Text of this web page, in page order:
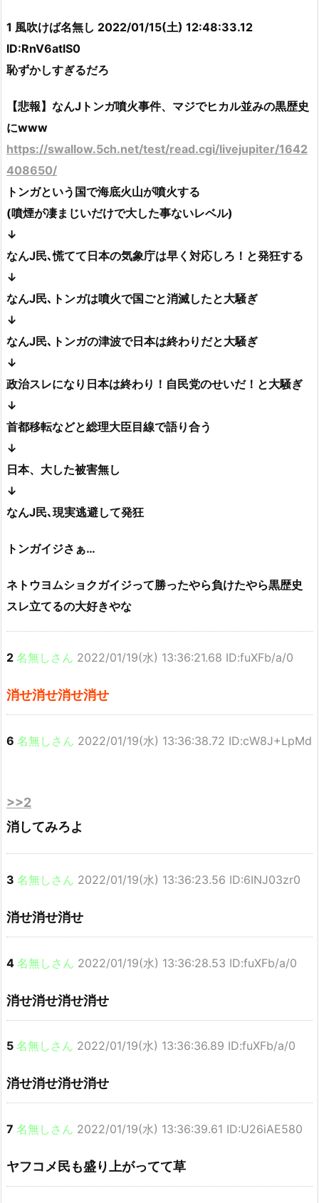
1 風吹けば名無し 2022/01/15(土) 12:48:33.12
ID:RnV6atlS0
恥ずかしすぎるだろ
【悲報】なんJトンガ噴火事件、マジでヒカル並みの黒歴史
にwww
https://swallow.5ch.net/test/read.cgi/livejupiter/1642
408650/
トンガという国で海底火山が噴火する
(噴煙が凄まじいだけで大した事ないレベル)
↓
なんJ民､慌てて日本の気象庁は早く対応しろ！と発狂する
↓
なんJ民､トンガは噴火で国ごと消滅したと大騒ぎ
↓
なんJ民､トンガの津波で日本は終わりだと大騒ぎ
↓
政治スレになり日本は終わり！自民党のせいだ！と大騒ぎ
↓
首都移転などと総理大臣目線で語り合う
↓
日本、大した被害無し
↓
なんJ民､現実逃避して発狂
トンガイジさぁ…
ネトウヨムショクガイジって勝ったやら負けたやら黒歴史
スレ立てるの大好きやな
2 名無しさん 2022/01/19(水) 13:36:21.68 ID:fuXFb/a/0
消せ消せ消せ消せ
6 名無しさん 2022/01/19(水) 13:36:38.72 ID:cW8J+LpMd
>>2
消してみろよ
3 名無しさん 2022/01/19(水) 13:36:23.56 ID:6INJ03zr0
消せ消せ消せ
4 名無しさん 2022/01/19(水) 13:36:28.53 ID:fuXFb/a/0
消せ消せ消せ消せ
5 名無しさん 2022/01/19(水) 13:36:36.89 ID:fuXFb/a/0
消せ消せ消せ消せ
7 名無しさん 2022/01/19(水) 13:36:39.61 ID:U26iAE580
ヤフコメ民も盛り上がってて草